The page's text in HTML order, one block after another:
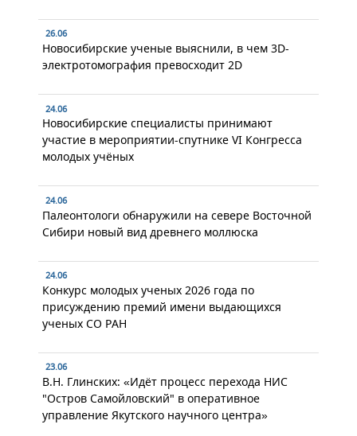
26.06
Новосибирские ученые выяснили, в чем 3D-
электротомография превосходит 2D
24.06
Новосибирские специалисты принимают
участие в мероприятии-спутнике VI Конгресса
молодых учёных
24.06
Палеонтологи обнаружили на севере Восточной
Сибири новый вид древнего моллюска
24.06
Конкурс молодых ученых 2026 года по
присуждению премий имени выдающихся
ученых СО РАН
23.06
В.Н. Глинских: «Идёт процесс перехода НИС
"Остров Самойловский" в оперативное
управление Якутского научного центра»